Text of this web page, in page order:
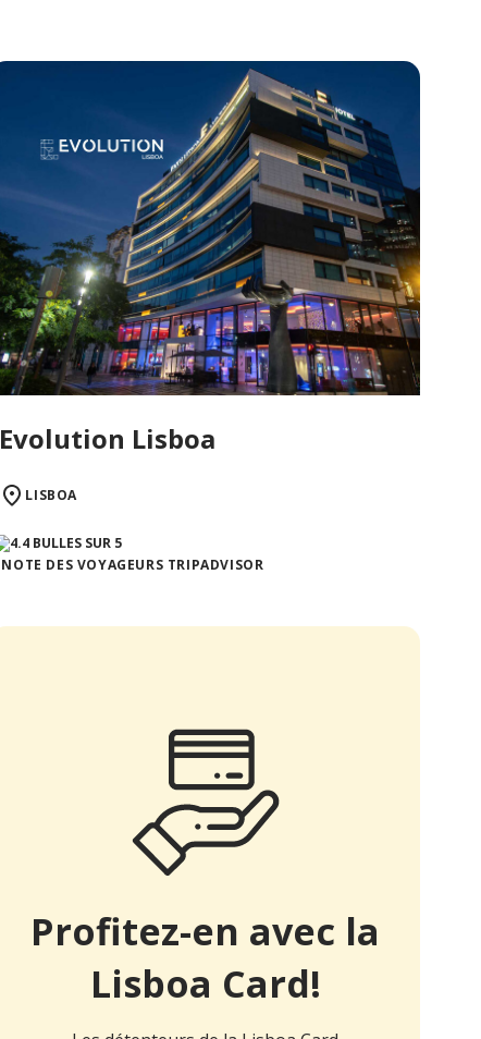
Evolution Lisboa
LISBOA
NOTE DES VOYAGEURS TRIPADVISOR
Profitez-en avec la
Lisboa Card!